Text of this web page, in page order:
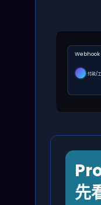
Webhook
付款/
先